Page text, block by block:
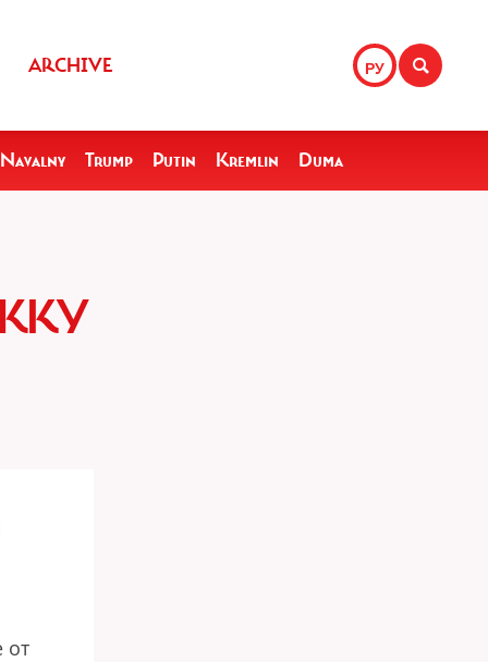
РУ
ARCHIVE
Navalny Trump Putin Kremlin Duma
от